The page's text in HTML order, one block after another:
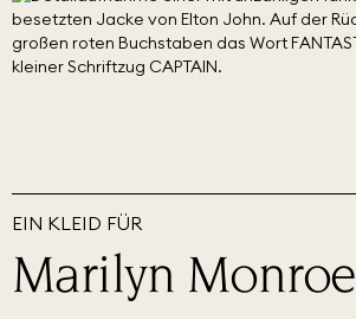
EIN KLEID FÜR
Marilyn Monroe